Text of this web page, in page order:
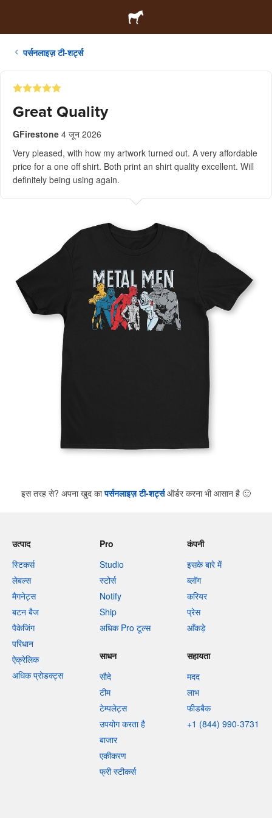
पर्सनलाइज़ टी-शर्ट्स
Great Quality
GFirestone 4 जून 2026
Very pleased, with how my artwork turned out. A very affordable
price for a one off shirt. Both print an shirt quality excellent. Will
definitely being using again.
इस तरह से? अपना खुद कापर्सनलाइज़ टी-शर्ट्सऑर्डर करना भी आसान है 🙂
उत्पाद
स्टिकर्स
लेबल्स
मैगनेट्स
बटन बैज
पैकेजिंग
परिधान
ऐक्रेलिक
अधिक प्रोडक्ट्स
Pro
Studio
स्टोर्स
Notify
Ship
अधिक Pro टूल्स
कंपनी
इसके बारे में
ब्लॉग
करियर
प्रेस
आँकड़े
साधन
सौदे
टीम
टेम्पलेट्स
उपयोग करता है
बाजार
एकीकरण
फ्री स्टीकर्स
सहायता
मदद
लाभ
फीडबैक
+1 (844) 990-3731